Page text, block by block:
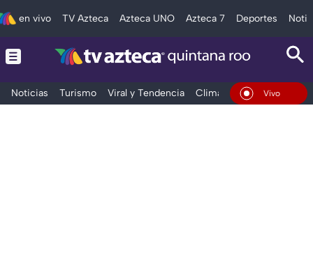
en vivo TV Azteca Azteca UNO Azteca 7 Deportes
Noticias Turismo Viral y Tendencia Clima Tráfico
En Vivo